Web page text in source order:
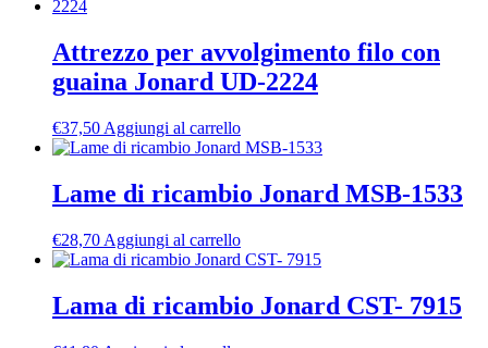
Attrezzo per avvolgimento filo con
guaina Jonard UD-2224
€37,50 Aggiungi al carrello
Lame di ricambio Jonard MSB-1533
€28,70 Aggiungi al carrello
Lama di ricambio Jonard CST- 7915